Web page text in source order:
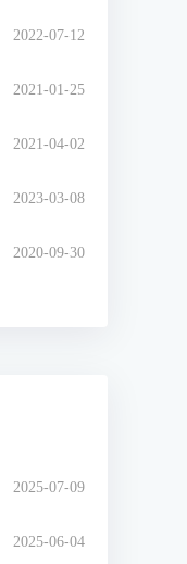
2022-07-12
2021-01-25
2021-04-02
2023-03-08
2020-09-30
2025-07-09
2025-06-04